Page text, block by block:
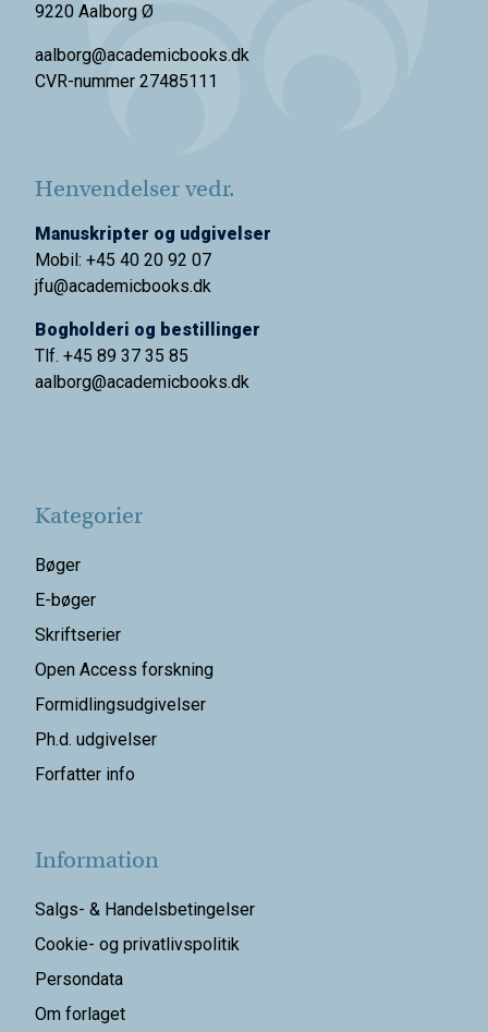
9220 Aalborg Ø
aalborg@academicbooks.dk
CVR-nummer 27485111
Henvendelser vedr.
Manuskripter og udgivelser
Mobil: +45 40 20 92 07
jfu@academicbooks.dk
Bogholderi og bestillinger
Tlf. +45 89 37 35 85
aalborg@academicbooks.dk
Kategorier
Bøger
E-bøger
Skriftserier
Open Access forskning
Formidlingsudgivelser
Ph.d. udgivelser
Forfatter info
Information
Salgs- & Handelsbetingelser
Cookie- og privatlivspolitik
Persondata
Om forlaget